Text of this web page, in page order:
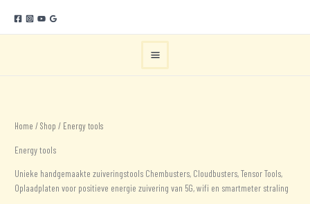
naar
de
Home /Shop / Energy tools
Energy tools
Unieke handgemaakte zuiveringstools Chembusters, Cloudbusters, Tensor Tools,
Oplaadplaten voor positieve energie zuivering van 5G, wifi en smartmeter straling